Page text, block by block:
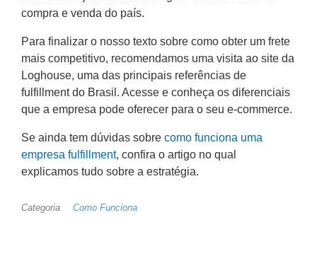
compra e venda do país.
Para finalizar o nosso texto sobre como obter um frete
mais competitivo, recomendamos uma visita ao site da
Loghouse, uma das principais referências de
fulfillment do Brasil. Acesse e conheça os diferenciais
que a empresa pode oferecer para o seu e-commerce.
Se ainda tem dúvidas sobre como funciona uma
empresa fulfillment, confira o artigo no qual
explicamos tudo sobre a estratégia.
Categoria Como Funciona